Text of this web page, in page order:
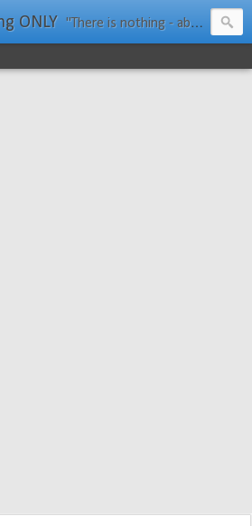
ONLY "There is nothing - absolutely nothing - half so much worth doing as simply messing about in boats." Water Rat, Kenneth Grahame